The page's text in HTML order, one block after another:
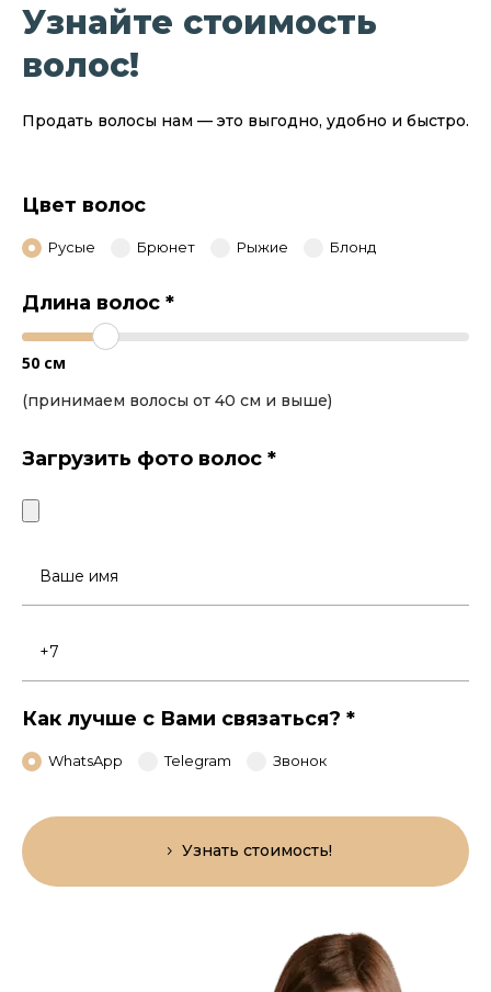
Узнайте стоимость
волос!
Продать волосы нам — это выгодно, удобно и быстро.
Цвет волос
Русые Брюнет Рыжие Блонд
Длина волос *
50 см
(принимаем волосы от 40 см и выше)
Загрузить фото волос *
Ваше
имя
Номер
телефона
Как лучше с Вами связаться? *
WhatsApp Telegram Звонок
Узнать стоимость!